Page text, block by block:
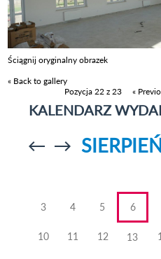
Ściągnij oryginalny obrazek
« Back to gallery
Pozycja 22 z 23
«
KALENDARZ
Przejdź doPrzejdź do
3 4 5 6
10 11 12 13